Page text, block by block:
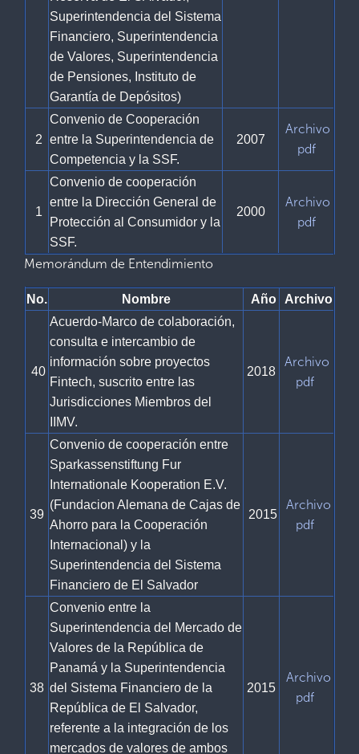
Superintendencia del Sistema
Financiero, Superintendencia
de Valores, Superintendencia
de Pensiones, Instituto de
Garantía de Depósitos)
2
Convenio de Cooperación
entre la Superintendencia de
Competencia y la SSF.
2007
Archivo
pdf
1
Convenio de cooperación
entre la Dirección General de
Protección al Consumidor y la
SSF.
2000
Archivo
pdf
Memorándum de Entendimiento
No. Nombre Año Archivo
40
Acuerdo-Marco de colaboración,
consulta e intercambio de
información sobre proyectos
Fintech, suscrito entre las
Jurisdicciones Miembros del
IIMV.
2018
Archivo
pdf
39
Convenio de cooperación entre
Sparkassenstiftung Fur
Internationale Kooperation E.V.
(Fundacion Alemana de Cajas de
Ahorro para la Cooperación
Internacional) y la
Superintendencia del Sistema
Financiero de El Salvador
2015
Archivo
pdf
38
Convenio entre la
Superintendencia del Mercado de
Valores de la República de
Panamá y la Superintendencia
del Sistema Financiero de la
República de El Salvador,
referente a la integración de los
mercados de valores de ambos
2015
Archivo
pdf